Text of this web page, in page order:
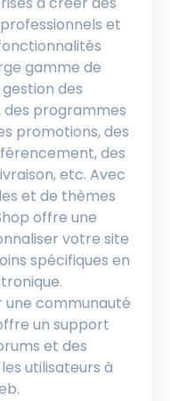
et
gamme de
des
des programmes
promotions, des
des
etc. Avec
et de thèmes
offre une
votre site
spécifiques en
une communauté
un support
et des
utilisateurs à